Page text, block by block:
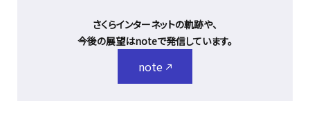
さくらインターネットの軌跡や、
今後の展望はnoteで発信しています。
note